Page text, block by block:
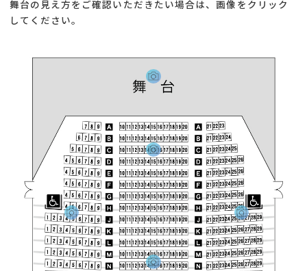
舞台の見え方をご確認いただきたい場合は、画像をクリック
してください。